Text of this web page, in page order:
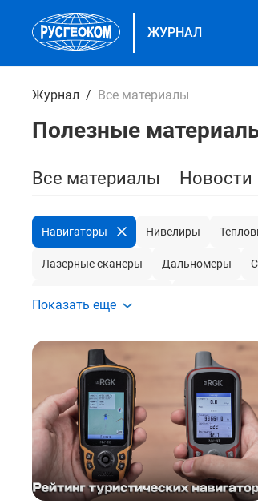
ЖУРНАЛ
Журнал Все материалы
Полезные
Все материалы Новости
Навигаторы Нивелиры
Лазерные сканеры Дальномеры
Зимний эхолот
Показать еще